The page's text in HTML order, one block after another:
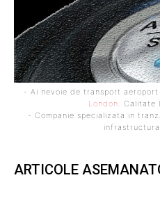
- Ai nevoie de transport aeroport
London . Calitate
- Companie specializata in
infrastructura
ARTICOLE